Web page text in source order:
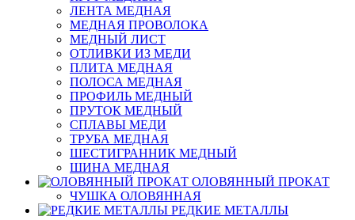
ЛЕНТА МЕДНАЯ
МЕДНАЯ ПРОВОЛОКА
МЕДНЫЙ ЛИСТ
ОТЛИВКИ ИЗ МЕДИ
ПЛИТА МЕДНАЯ
ПОЛОСА МЕДНАЯ
ПРОФИЛЬ МЕДНЫЙ
ПРУТОК МЕДНЫЙ
СПЛАВЫ МЕДИ
ТРУБА МЕДНАЯ
ШЕСТИГРАННИК МЕДНЫЙ
ШИНА МЕДНАЯ
ОЛОВЯННЫЙ ПРОКАТ
ЧУШКА ОЛОВЯННАЯ
РЕДКИЕ МЕТАЛЛЫ